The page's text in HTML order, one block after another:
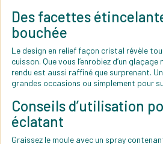
Des facettes
bouchée
Le design en relief façon cristal révèle
cuisson. Que vous l’enrobiez d’un
rendu est aussi raffiné que surprenant.
grandes occasions ou simplement pour
Conseils d’utilisation
éclatant
Graissez le moule avec un spray